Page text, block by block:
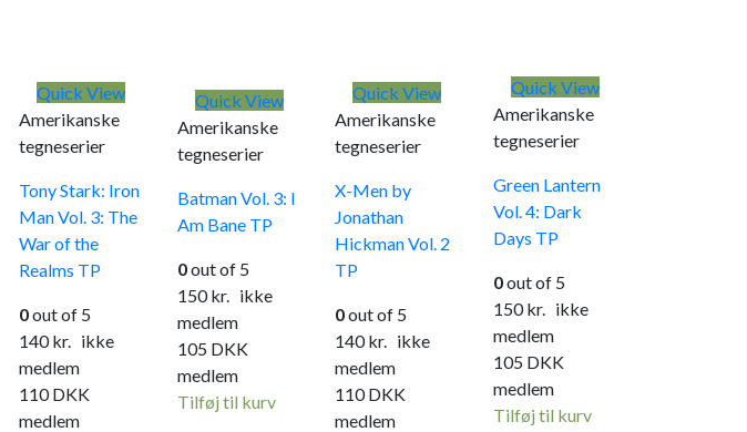
Quick View
Amerikanske
tegneserier
Tony Stark: Iron
Man Vol. 3: The
War of the
Realms TP
0out of 5
140kr. ikke
medlem
110DKK
medlem
Quick View
Amerikanske
tegneserier
Batman Vol. 3: I
Am Bane TP
0out of 5
150kr.ikke
medlem
105 DKK
medlem
Tilføj til kurv
Quick View
Amerikanske
tegneserier
X-Men by
Jonathan
Hickman Vol. 2
TP
0out of 5
140kr. ikke
medlem
110DKK
medlem
Quick View
Amerikanske
tegneserier
Green Lantern
Vol. 4: Dark
Days TP
0out of 5
150kr.ikke
medlem
105 DKK
medlem
Tilføj til kurv